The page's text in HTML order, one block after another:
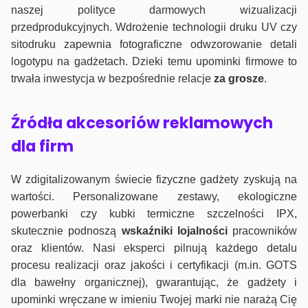
naszej polityce darmowych wizualizacji
przedprodukcyjnych. Wdrożenie technologii druku UV czy
sitodruku zapewnia fotograficzne odwzorowanie detali
logotypu na gadżetach. Dzieki temu upominki firmowe to
trwała inwestycja w bezpośrednie relacje za grosze.
Źródła akcesoriów reklamowych
dla firm
W zdigitalizowanym świecie fizyczne gadżety zyskują na
wartości. Personalizowane zestawy, ekologiczne
powerbanki czy kubki termiczne szczelności IPX,
skutecznie podnoszą wskaźniki lojalnościpracowników
oraz klientów. Nasi eksperci pilnują każdego detalu
procesu realizacji oraz jakości i certyfikacji (m.in. GOTS
dla bawełny organicznej), gwarantując, że gadżety i
upominki wręczane w imieniu Twojej marki nie narażą Cię